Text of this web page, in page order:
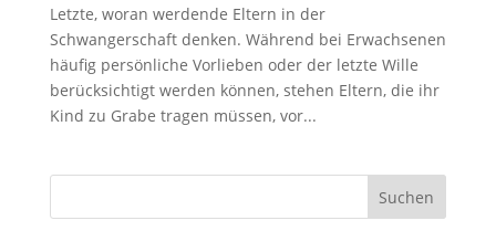
Letzte, woran werdende Eltern in der
Schwangerschaft denken. Während bei Erwachsenen
häufig persönliche Vorlieben oder der letzte Wille
berücksichtigt werden können, stehen Eltern, die ihr
Kind zu Grabe tragen müssen, vor...